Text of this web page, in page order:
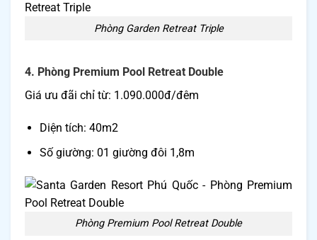
Phòng Garden Retreat Triple
4. Phòng Premium Pool Retreat Double
Giá ưu đãi chỉ từ: 1.090.000đ/đêm
Diện tích: 40m2
Số giường: 01 giường đôi 1,8m
Phòng Premium Pool Retreat Double